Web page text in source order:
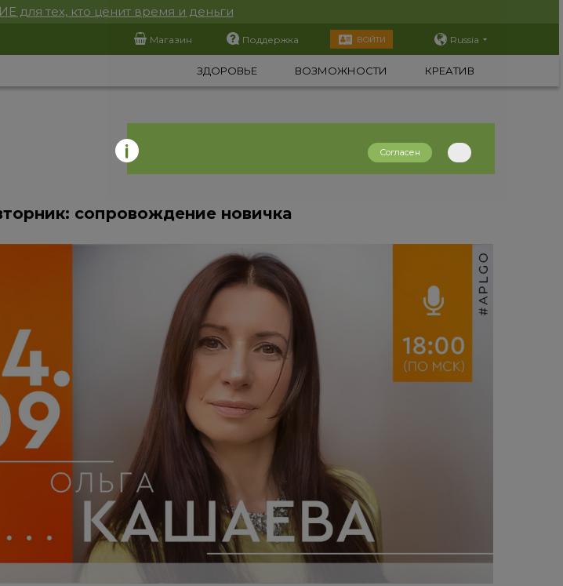
тех, кто ценит время и деньги
Магазин Поддержка ВОЙТИ Russia
ЗДОРОВЬЕ ВОЗМОЖНОСТИ КРЕАТИВ
сопровождение новичка
Согласен